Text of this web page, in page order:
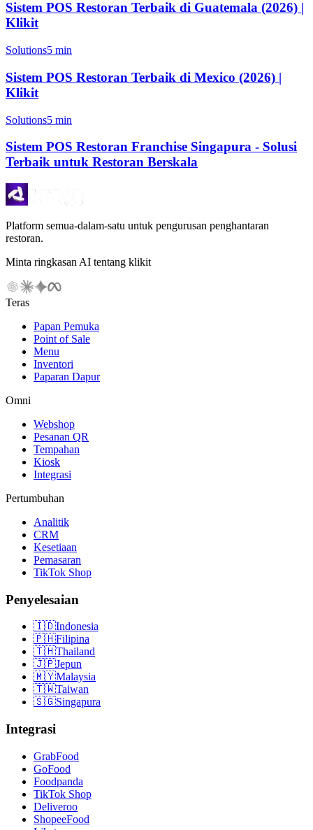
Sistem POS Restoran Terbaik di Guatemala (2026) |
Klikit
Solutions5 min
Sistem POS Restoran Terbaik di Mexico (2026) |
Klikit
Solutions5 min
Sistem POS Restoran Franchise Singapura - Solusi
Terbaik untuk Restoran Berskala
Platform semua-dalam-satu untuk pengurusan penghantaran
restoran.
Minta ringkasan AI tentang klikit
Teras
Papan Pemuka
Point of Sale
Menu
Inventori
Paparan Dapur
Omni
Webshop
Pesanan QR
Tempahan
Kiosk
Integrasi
Pertumbuhan
Analitik
CRM
Kesetiaan
Pemasaran
TikTok Shop
Penyelesaian
🇮🇩Indonesia
🇵🇭Filipina
🇹🇭Thailand
🇯🇵Jepun
🇲🇾Malaysia
🇹🇼Taiwan
🇸🇬Singapura
Integrasi
GrabFood
GoFood
Foodpanda
TikTok Shop
Deliveroo
ShopeeFood